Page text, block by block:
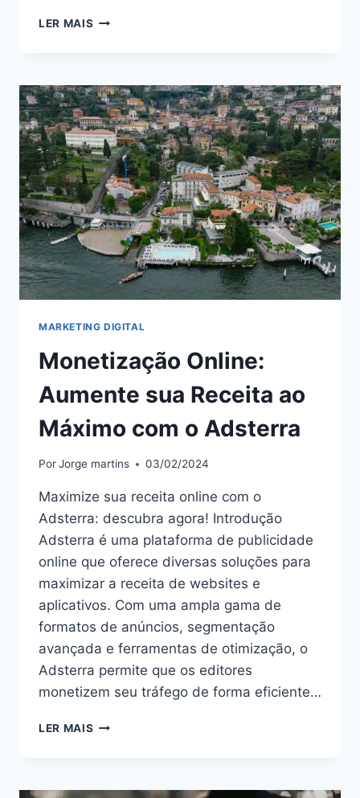
LER MAIS VIVER
2024:
DESCUBRA
COMO
ALCANÇAR
A
INDEPENDÊNCIA
FINANCEIRA
ONLINE
MARKETING DIGITAL
Monetização Online:
Aumente sua Receita ao
Máximo com o Adsterra
PorJorge martins 03/02/2024
Maximize sua receita online com o
Adsterra: descubra agora! Introdução
Adsterra é uma plataforma de publicidade
online que oferece diversas soluções para
maximizar a receita de websites e
aplicativos. Com uma ampla gama de
formatos de anúncios, segmentação
avançada e ferramentas de otimização, o
Adsterra permite que os editores
monetizem seu tráfego de forma eficiente…
LER MAIS MONETIZAÇÃO
RECEITA